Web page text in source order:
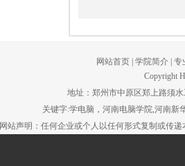
网站首页 学院简介 专
Copyright
地址：郑州市中原区郑上路须水
关键字:学电脑，河南电脑学院,河南新
网站声明：任何企业或个人以任何形式复制或传